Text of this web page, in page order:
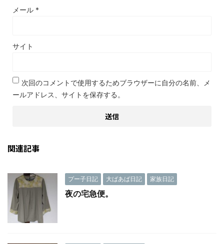
メール *
サイト
次回のコメントで使用するためブラウザーに自分の名前、メ
ールアドレス、サイトを保存する。
関連記事
プー子日記 大ばあば日記 家族日記
夜の宅急便。